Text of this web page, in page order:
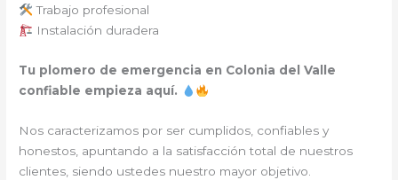
Trabajo profesional
Instalación duradera
Tu plomero de emergencia en Colonia del Valle
confiable empieza aquí.
Nos caracterizamos por ser cumplidos, confiables y
honestos, apuntando a la satisfacción total de nuestros
clientes, siendo ustedes nuestro mayor objetivo.